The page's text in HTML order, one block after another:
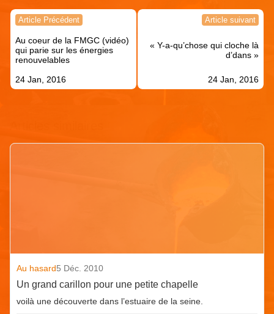
Navigation
l’article
Article Précédent
Au coeur de la FMGC (vidéo)
qui parie sur les énergies
renouvelables
24 Jan, 2016
Article suivant
« Y-a-qu’chose qui cloche là
d’dans »
24 Jan, 2016
Au hasard5 Déc. 2010
Un grand carillon pour une petite chapelle
voilà une découverte dans l’estuaire de la seine.